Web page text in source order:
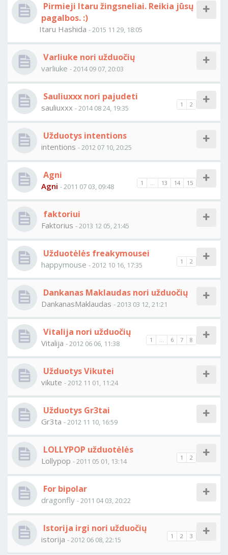
Pirmieji Itaru žingsneliai. Reikia jūsų
pagalbos. :)
Itaru Hashida - 2015 11 29, 18:05
Varliuke nori užduočių
varliuke - 2014 09 07, 20:03
Sauliuxxx nori pajudeti
1 2
sauliuxxx - 2014 08 24, 19:35
Užduotys intentions
intentions - 2012 07 10, 20:25
Agni
1 ... 13 14 15
Agni - 2011 07 03, 09:48
faktoriui
Faktorius - 2013 12 05, 21:45
Užduotėlės freakymousei
1 2
happymouse - 2012 10 16, 17:35
Dankanas Maklaudas nori užduočių
DankanasMaklaudas - 2013 03 12, 21:21
Vitalija nori užduočių
1 ... 6 7 8
Vitalija - 2012 06 06, 11:38
Užduotys Vikutei
vikute - 2012 11 01, 11:24
Užduotys Gr3tai
Gr3ta - 2012 11 10, 16:59
LOLLYPOP užduotėlės
1 2
Lollypop - 2011 05 01, 13:14
For bipolar
dragonfly - 2011 04 03, 20:22
Istorija irgi nori užduočių
1 2 3
istorija - 2012 06 08, 22:15